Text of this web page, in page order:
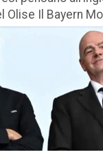
Olise Il Bayern